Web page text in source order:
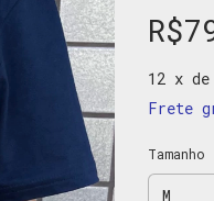
12 x de
Frete
Tamanho